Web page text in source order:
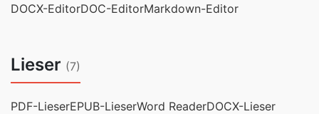
DOCX-EditorDOC-EditorMarkdown-Editor
Lieser (7)
PDF-LieserEPUB-LieserWord ReaderDOCX-Lieser